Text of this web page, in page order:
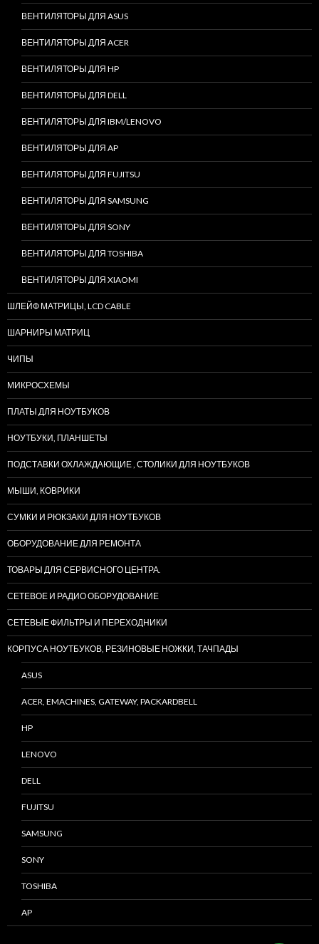
ВЕНТИЛЯТОРЫ ДЛЯ ASUS
ВЕНТИЛЯТОРЫ ДЛЯ ACER
ВЕНТИЛЯТОРЫ ДЛЯ HP
ВЕНТИЛЯТОРЫ ДЛЯ DELL
ВЕНТИЛЯТОРЫ ДЛЯ IBM/LENOVO
ВЕНТИЛЯТОРЫ ДЛЯ AP
ВЕНТИЛЯТОРЫ ДЛЯ FUJITSU
ВЕНТИЛЯТОРЫ ДЛЯ SAMSUNG
ВЕНТИЛЯТОРЫ ДЛЯ SONY
ВЕНТИЛЯТОРЫ ДЛЯ TOSHIBA
ВЕНТИЛЯТОРЫ ДЛЯ XIAOMI
ШЛЕЙФ МАТРИЦЫ, LCD CABLE
ШАРНИРЫ МАТРИЦ
ЧИПЫ
МИКРОСХЕМЫ
ПЛАТЫ ДЛЯ НОУТБУКОВ
НОУТБУКИ, ПЛАНШЕТЫ
ПОДСТАВКИ ОХЛАЖДАЮЩИЕ , СТОЛИКИ ДЛЯ НОУТБУКОВ
МЫШИ, КОВРИКИ
СУМКИ И РЮКЗАКИ ДЛЯ НОУТБУКОВ
ОБОРУДОВАНИЕ ДЛЯ РЕМОНТА
ТОВАРЫ ДЛЯ СЕРВИСНОГО ЦЕНТРА.
СЕТЕВОЕ И РАДИО ОБОРУДОВАНИЕ
СЕТЕВЫЕ ФИЛЬТРЫ И ПЕРЕХОДНИКИ
КОРПУСА НОУТБУКОВ, РЕЗИНОВЫЕ НОЖКИ, ТАЧПАДЫ
ASUS
ACER, EMACHINES, GATEWAY, PACKARDBELL
HP
LENOVO
DELL
FUJITSU
SAMSUNG
SONY
TOSHIBA
AP